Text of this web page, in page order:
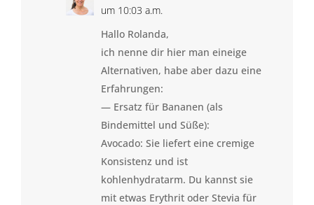
um 10:03 a.m.
Hallo Rolanda,
ich nenne dir hier man eineige
Alternativen, habe aber dazu eine
Erfahrungen:
— Ersatz für Bananen (als
Bindemittel und Süße):
Avocado: Sie liefert eine cremige
Konsistenz und ist
kohlenhydratarm. Du kannst sie
mit etwas Erythrit oder Stevia für